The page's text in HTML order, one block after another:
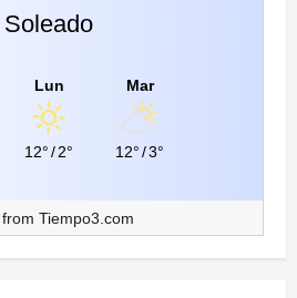
Soleado
Lun
12°/2°
Mar
12°/3°
Tiempo3.com